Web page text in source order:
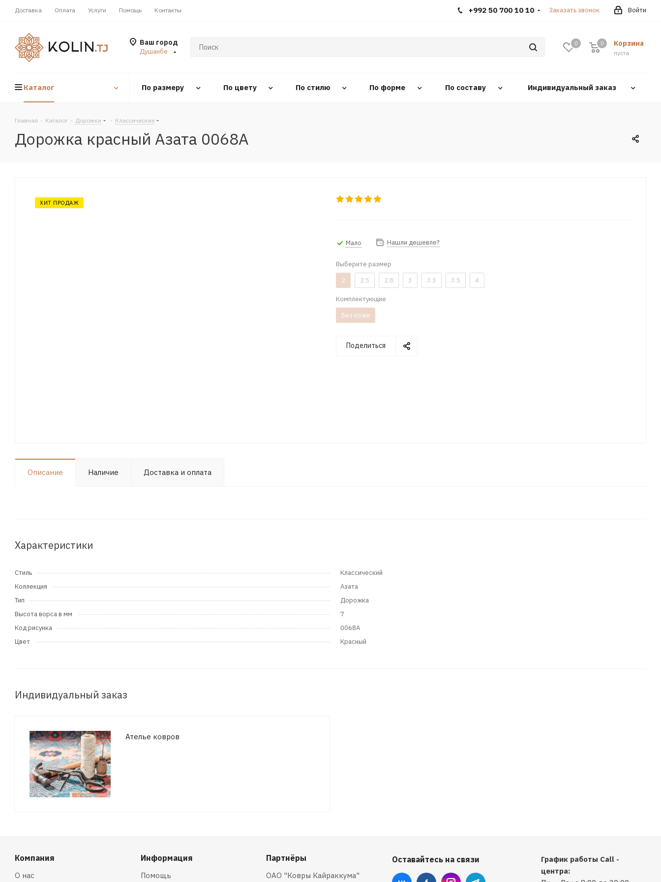
Доставка Оплата Услуги Помощь Контакты Войти
+992 50 700 10 10 Заказать звонок
Ваш город
Душанбе
0 Корзина
0
пуста
0
Каталог По размеру По цвету По стилю По форме По составу Индивидуальный заказ
Главная - Каталог - Дорожки - Классические
Дорожка красный Азата 0068A
ХИТ ПРОДАЖ
Мало Нашли дешевле?
Выберите размер
2
2.5 2.8 3 3.3 3.5 4
Комплектующие
Без кожи
Поделиться
Описание Наличие Доставка и оплата
Характеристики
Стиль
Классический
Коллекция
Азата
Тип
Дорожка
Высота ворса в мм
7
Код рисунка
0068A
Цвет
Красный
Индивидуальный заказ
Ателье ковров
Компания
О нас
Информация
Помощь
Партнёры
ОАО "Ковры Кайраккума"
Оставайтесь на связи
График работы Call -
центра: